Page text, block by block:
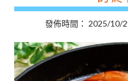
發佈時間： 2025/10/